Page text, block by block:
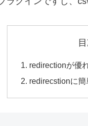
redirectionが優
redirecstionに